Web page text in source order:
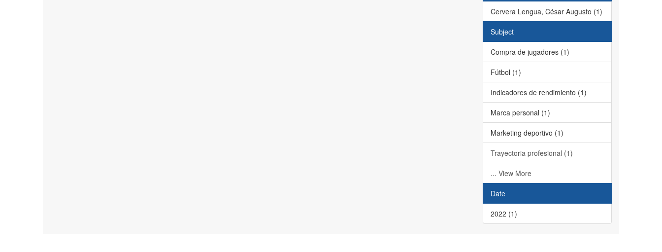
Cervera Lengua, César Augusto (1)
Subject
Compra de jugadores (1)
Fútbol (1)
Indicadores de rendimiento (1)
Marca personal (1)
Marketing deportivo (1)
Trayectoria profesional (1)
... View More
Date
2022 (1)